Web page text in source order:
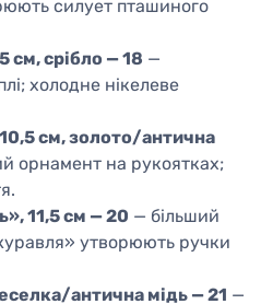
силует пташиного
см, срібло — 18 —
холодне нікелеве
см, золото/антична
орнамент на рукоятках;
11,5 см — 20 — більший
утворюють ручки
антична мідь — 21 —